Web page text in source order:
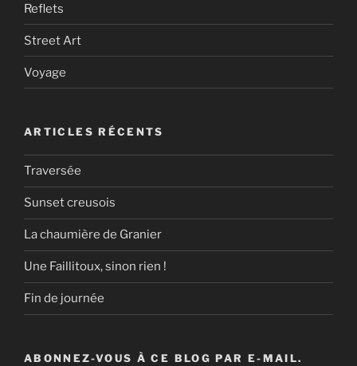
Reflets
Street Art
Voyage
ARTICLES RÉCENTS
Traversée
Sunset creusois
La chaumière de Granier
Une Faillitoux, sinon rien !
Fin de journée
ABONNEZ-VOUS À CE BLOG PAR E-MAIL.